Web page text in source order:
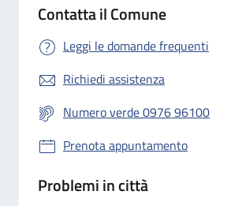
Contatta il Comune
Leggi le domande frequenti
Richiedi assistenza
Numero verde 0976 96100
Prenota appuntamento
Problemi in città